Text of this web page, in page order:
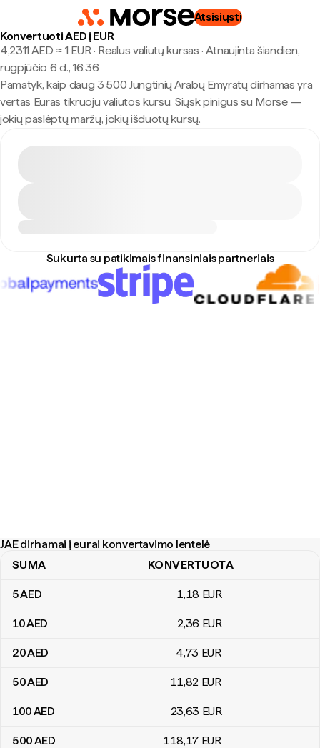
Atsisiųsti
Konvertuoti AED į EUR
4,2311 AED ≈ 1 EUR · Realus valiutų kursas · Atnaujinta šiandien,
rugpjūčio 6 d., 16:36
Pamatyk, kaip daug 3 500 Jungtinių Arabų Emyratų dirhamas yra
vertas Euras tikruoju valiutos kursu. Siųsk pinigus su Morse —
jokių paslėptų maržų, jokių išduotų kursų.
Sukurta su patikimais finansiniais partneriais
JAE dirhamai į eurai konvertavimo lentelė
JAE dirhamai į eurai konvertavimo lentelė
SUMA KONVERTUOTA
5AED 1,18 EUR
10AED 2,36 EUR
20AED 4,73 EUR
50AED 11,82 EUR
100AED 23,63 EUR
500AED 118,17 EUR